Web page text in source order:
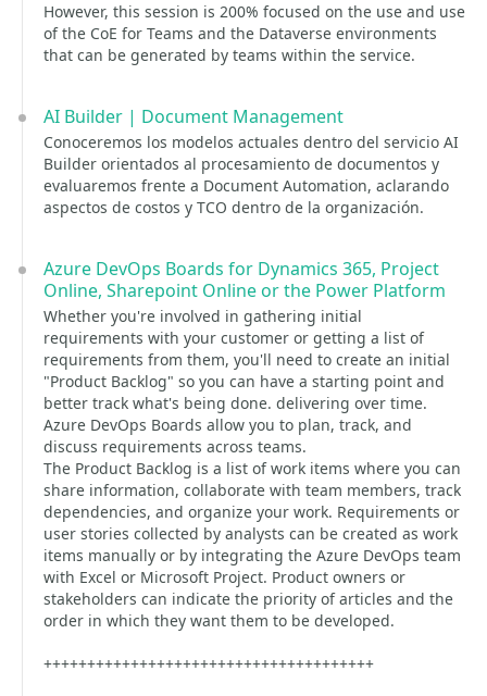
However, this session is 200% focused on the use and use
of the CoE for Teams and the Dataverse environments
that can be generated by teams within the service.
AI Builder | Document Management
Conoceremos los modelos actuales dentro del servicio AI
Builder orientados al procesamiento de documentos y
evaluaremos frente a Document Automation, aclarando
aspectos de costos y TCO dentro de la organización.
Azure DevOps Boards for Dynamics 365, Project
Online, Sharepoint Online or the Power Platform
Whether you're involved in gathering initial
requirements with your customer or getting a list of
requirements from them, you'll need to create an initial
"Product Backlog" so you can have a starting point and
better track what's being done. delivering over time.
Azure DevOps Boards allow you to plan, track, and
discuss requirements across teams.
The Product Backlog is a list of work items where you can
share information, collaborate with team members, track
dependencies, and organize your work. Requirements or
user stories collected by analysts can be created as work
items manually or by integrating the Azure DevOps team
with Excel or Microsoft Project. Product owners or
stakeholders can indicate the priority of articles and the
order in which they want them to be developed.
++++++++++++++++++++++++++++++++++++++